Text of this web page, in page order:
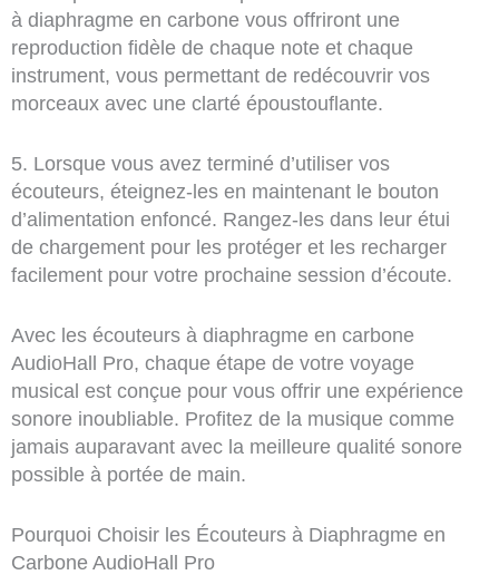
à diaphragme en carbone vous offriront une
reproduction fidèle de chaque note et chaque
instrument, vous permettant de redécouvrir vos
morceaux avec une clarté époustouflante.
5. Lorsque vous avez terminé d’utiliser vos
écouteurs, éteignez-les en maintenant le bouton
d’alimentation enfoncé. Rangez-les dans leur étui
de chargement pour les protéger et les recharger
facilement pour votre prochaine session d’écoute.
Avec les écouteurs à diaphragme en carbone
AudioHall Pro, chaque étape de votre voyage
musical est conçue pour vous offrir une expérience
sonore inoubliable. Profitez de la musique comme
jamais auparavant avec la meilleure qualité sonore
possible à portée de main.
Pourquoi Choisir les Écouteurs à Diaphragme en
Carbone AudioHall Pro